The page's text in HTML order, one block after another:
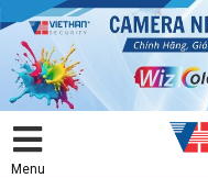
Menu